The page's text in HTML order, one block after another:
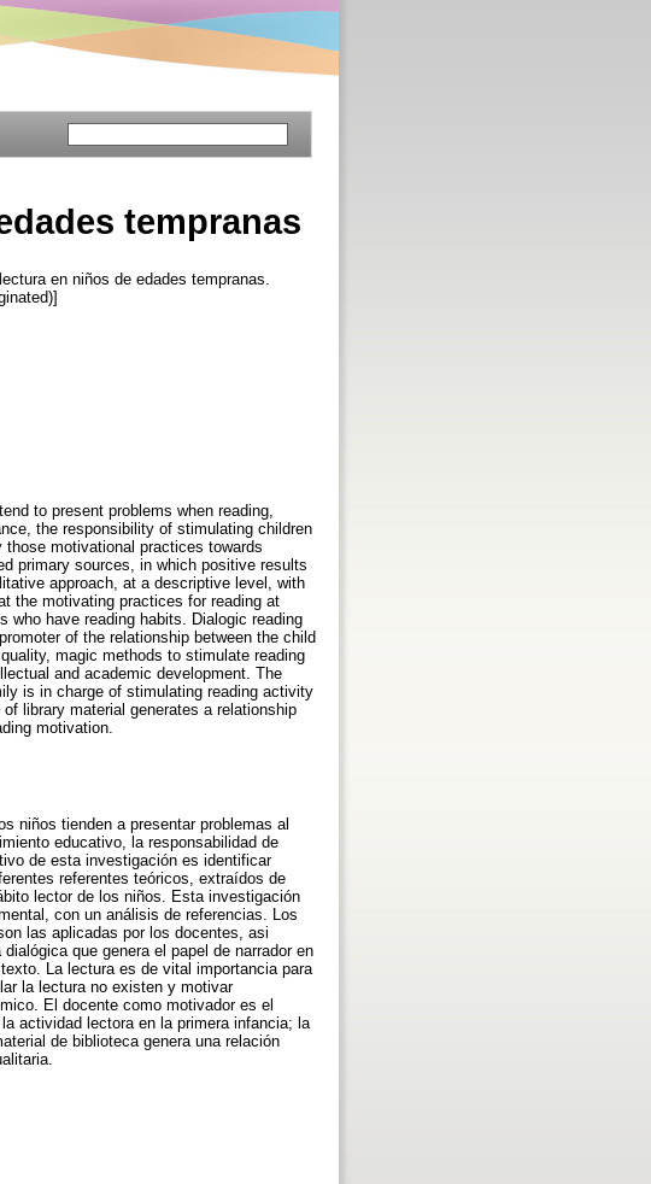
tempranas
en niños de edades tempranas.
to present problems when reading,
the responsibility of stimulating children
motivational practices towards
primary sources, in which positive results
approach, at a descriptive level, with
the motivating practices for reading at
who have reading habits. Dialogic reading
of the relationship between the child
magic methods to stimulate reading
and academic development. The
is in charge of stimulating reading activity
library material generates a relationship
motivation.
niños tienden a presentar problemas al
educativo, la responsabilidad de
de esta investigación es identificar
referentes teóricos, extraídos de
lector de los niños. Esta investigación
con un análisis de referencias. Los
las aplicadas por los docentes, asi
que genera el papel de narrador en
La lectura es de vital importancia para
la lectura no existen y motivar
El docente como motivador es el
actividad lectora en la primera infancia; la
de biblioteca genera una relación